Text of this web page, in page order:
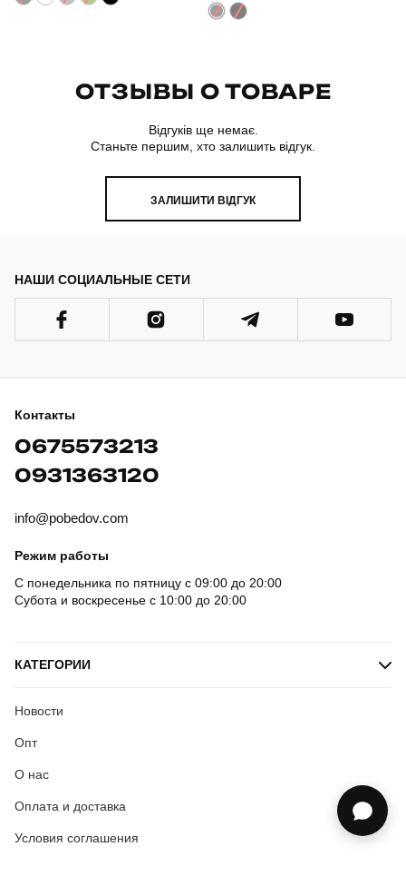
ОТЗЫВЫ О ТОВАРЕ
Відгуків ще немає.
Станьте першим, хто залишить відгук.
ЗАЛИШИТИ ВІДГУК
НАШИ СОЦИАЛЬНЫЕ СЕТИ
Контакты
0675573213
0931363120
info@pobedov.com
Режим работы
С понедельника по пятницу с 09:00 до 20:00
Субота и воскресенье с 10:00 до 20:00
КАТЕГОРИИ
Новости
Опт
О нас
Оплата и доставка
Условия соглашения